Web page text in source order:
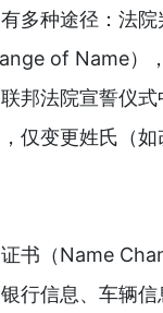
多种途径：法
of Name）
邦法院宣誓仪
仅变更姓氏（
书（Name
行信息、车辆